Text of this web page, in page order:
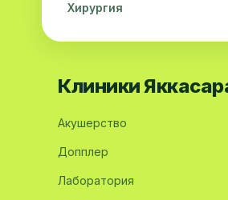
Хирургия
Физиотерапия
Клиники
Акушерство
Допплер
Лаборатория